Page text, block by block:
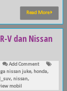
Read More
V dan Nissan
Add Comment
nissan juke, honda,
, nissan,
mobil